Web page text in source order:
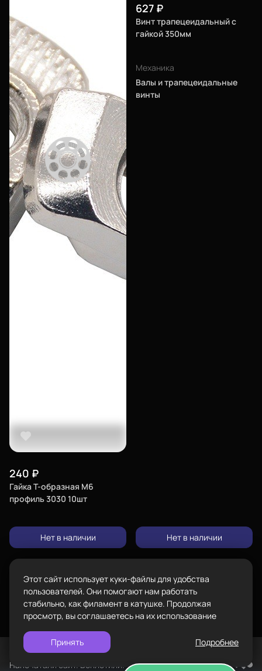
240 ₽
Гайка Т-образная М6
профиль 3030 10шт
Нет в наличии
627 ₽
Винт трапецеидальный с
гайкой 350мм
Механика
Валы и трапецеидальные
винты
Нет в наличии
BESTFILAMENT, 2026
Напечатали сайт. Воплотили. TopROI
Каталог
Сопутствующие товары
Комплектующие
Подарочные сертификаты
Еще
Войти
О нас
Филиалы
Сертификаты
Система скидок
Оплата и доставка
Для крупных 3D-печатников
Политика конфиденциальности
8-800-234-47-78
Адрес
ул.Проезжая дом 9а
Режим работы
Задать вопрос
Политика конфиденциальности
Этот сайт использует куки-файлы для удобства
пользователей. Они помогают нам работать
стабильно, как филамент в катушке. Продолжая
просмотр, вы соглашаетесь на их использование
Принять Подробнее